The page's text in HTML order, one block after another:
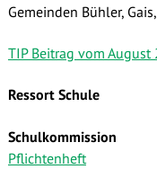
Gemeinden Bühler,
TIP Beitrag vom August
Ressort Schule
Schulkommission
Pflichtenheft